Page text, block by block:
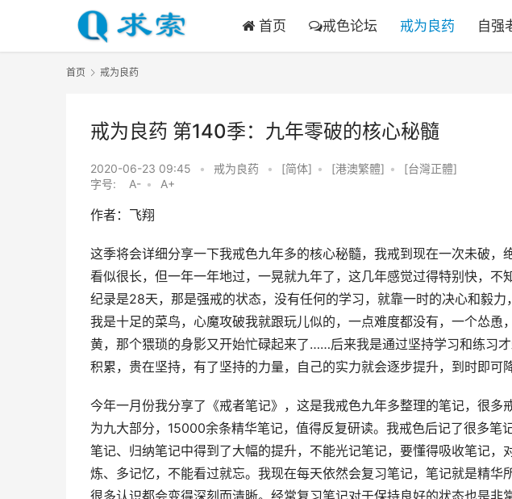
首页 戒色论坛 戒为良药 自强
首页 戒为良药
戒为良药 第140季：九年零破的核心秘髓
2020-06-23 09:45 • 戒为良药 • [简体] • [港澳繁體] •
[台灣正體]
字号:
A- • A+
作者：飞翔
这季将会详细分享一下我戒色九年多的核心秘髓，我戒到现在一次未破，
看似很长，但一年一年地过，一晃就九年了，这几年感觉过得特别快，不
纪录是28天，那是强戒的状态，没有任何的学习，就靠一时的决心和毅
我是十足的菜鸟，心魔攻破我就跟玩儿似的，一点难度都没有，一个怂恿
黄，那个猥琐的身影又开始忙碌起来了……后来我是通过坚持学习和练习
积累，贵在坚持，有了坚持的力量，自己的实力就会逐步提升，到时即可
今年一月份我分享了《戒者笔记》，这是我戒色九年多整理的笔记，很多
为九大部分，15000余条精华笔记，值得反复研读。我戒色后记了很多笔
笔记、归纳笔记中得到了大幅的提升，不能光记笔记，要懂得吸收笔记，
炼、多记忆，不能看过就忘。我现在每天依然会复习笔记，笔记就是精华